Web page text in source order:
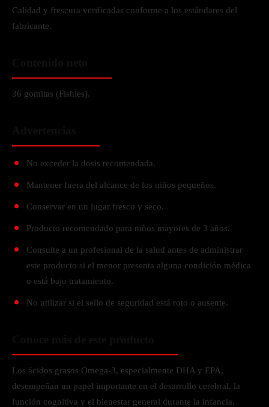
Calidad y frescura verificadas conforme a los estándares del
fabricante.
36 gomitas (Fishies).
No exceder la dosis recomendada.
Mantener fuera del alcance de los niños pequeños.
Conservar en un lugar fresco y seco.
Producto recomendado para niños mayores de 3 años.
Consulte a un profesional de la salud antes de administrar
este producto si el menor presenta alguna condición médica
o está bajo tratamiento.
No utilizar si el sello de seguridad está roto o ausente.
Los ácidos grasos Omega-3, especialmente DHA y EPA,
desempeñan un papel importante en el desarrollo cerebral, la
función cognitiva y el bienestar general durante la infancia.